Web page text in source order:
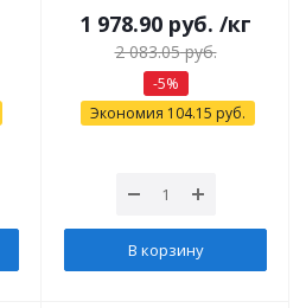
1 978.90 руб. /кг
2 083.05руб.
-5%
Экономия 104.15 руб.
В корзину